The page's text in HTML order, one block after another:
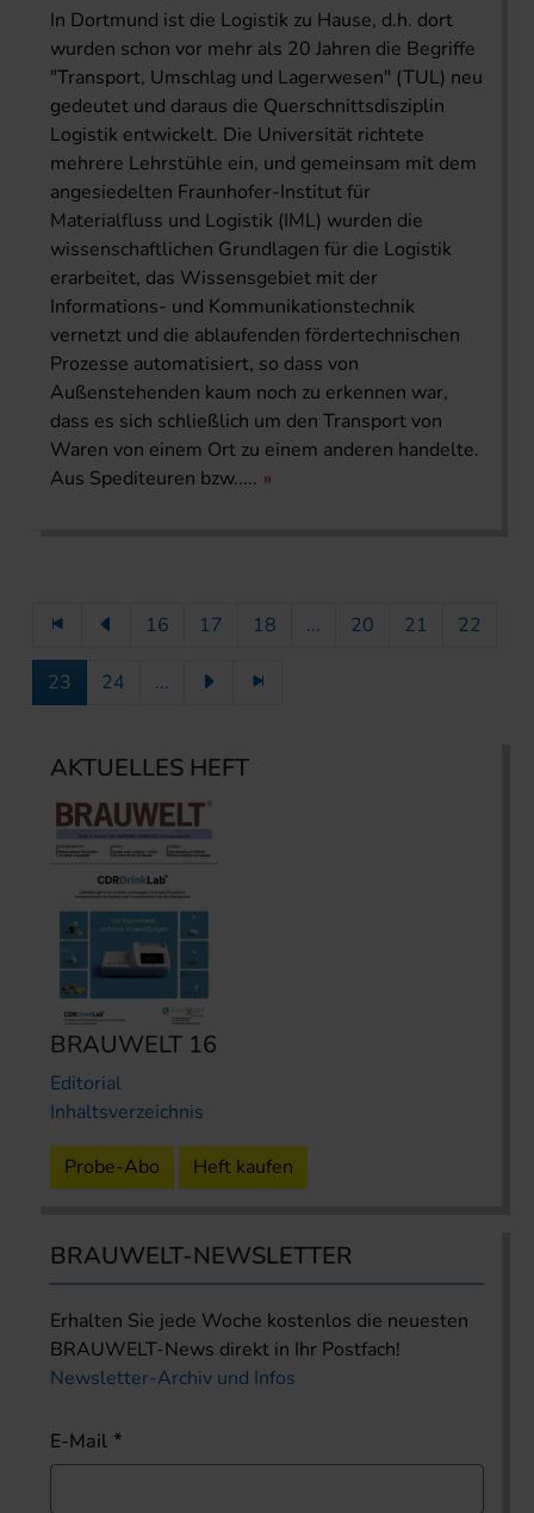
In Dortmund ist die Logistik zu Hause, d.h. dort
wurden schon vor mehr als 20 Jahren die Begriffe
"Transport, Umschlag und Lagerwesen" (TUL) neu
gedeutet und daraus die Querschnittsdisziplin
Logistik entwickelt. Die Universität richtete
mehrere Lehrstühle ein, und gemeinsam mit dem
angesiedelten Fraunhofer-Institut für
Materialfluss und Logistik (IML) wurden die
wissenschaftlichen Grundlagen für die Logistik
erarbeitet, das Wissensgebiet mit der
Informations- und Kommunikationstechnik
vernetzt und die ablaufenden fördertechnischen
Prozesse automatisiert, so dass von
Außenstehenden kaum noch zu erkennen war,
dass es sich schließlich um den Transport von
Waren von einem Ort zu einem anderen handelte.
Aus Spediteuren bzw.....
16 17 18 ... 20 21 22
23 24 ...
AKTUELLES HEFT
BRAUWELT 16
Editorial
Inhaltsverzeichnis
Probe-Abo Heft kaufen
BRAUWELT-NEWSLETTER
Erhalten Sie jede Woche kostenlos die neuesten
BRAUWELT-News direkt in Ihr Postfach!
Newsletter-Archiv und Infos
E-Mail